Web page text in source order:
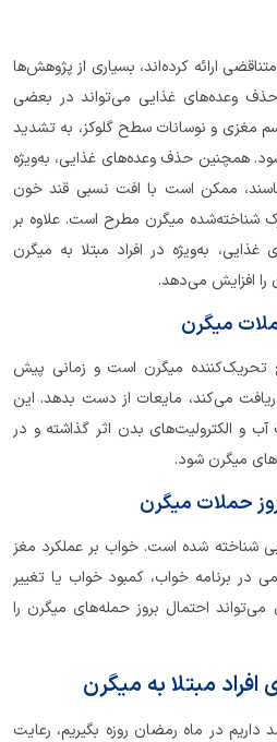
ارائه کرده‌اند، بسیاری از پژوهش‌ها
وعده‌های غذایی می‌تواند در بعضی
مغزی و نوسانات سطح گلوکز، به تشدید
همچنین حذف وعده‌های غذایی، به‌ویژه
ممکن است با افت نسبی قند خون
شناخته‌شده میگرن مطرح است. علاوه بر
به‌ویژه در افراد مبتلا به میگرن
را افزایش می‌دهد.
میگرن
تحریک‌کننده میگرن است و زمانی پیش
می‌کند، مایعات از دست بدهد. این
و الکترولیت‌های بدن اثر گذاشته و در
میگرن شود.
حملات میگرن
شناخته شده است. خواب بر عملکرد مغز
در برنامه خواب، کمبود خواب یا تغییر
احتمال بروز حمله‌های میگرن را
افراد مبتلا به میگرن
در ماه رمضان روزه بگیریم، رعایت